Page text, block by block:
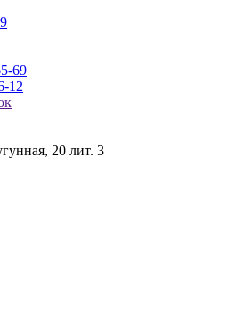
69
12
20 лит. 3